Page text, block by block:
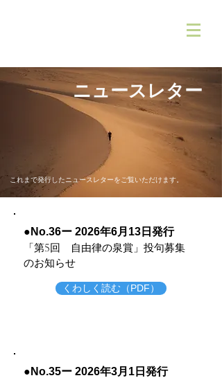
ニュースレター
これまで発行したニュースレターをご覧いただけます。
●No.36ー 2026年6月13日発行
「第5回 自由律の泉賞 」投句募集
のお知らせ
くわしく読む（PDF）
●No.35ー 2026年3月1日発行